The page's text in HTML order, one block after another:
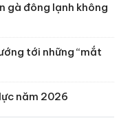
gà đông lạnh không
tới những “mắt
năm 2026